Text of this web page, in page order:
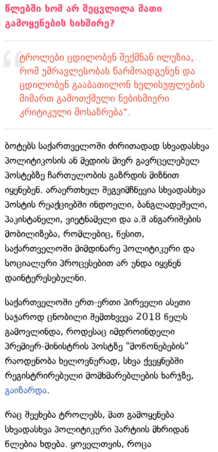
წლებში ხომ არ შეცვლილა მათი
გამოყენების სიხშირე?
ტროლები ცდილობენ შექმნან ილუზია,
რომ უმრავლესობას წარმოადგენენ და
ცდილობენ გააბათილონ ხელისუფლების
მიმართ გამოთქმული ნებისმიერი
კრიტიკული მოსაზრება".
ბოტებს საქართველოში ძირითადად სხვადასხვა
პოლიტიკოსის ან მედიის მიერ გავრცელებულ
პოსტებზე ჩართულობის გაზრდის მიზნით
იყენებენ. არაერთხელ შეგვიმჩნევია სხვადასხვა
პოსტის რეაქციებში ინდოელი, ბანგლადეშელი,
პაკისტანელი, ვიეტნამელი და ა.შ ანგარიშების
მობილიზება, რომლებიც, წესით,
საქართველოში მიმდინარე პოლიტიკური და
სოციალური პროცესებით არ უნდა იყვნენ
დაინტერესებულნი.
საქართველოში ერთ-ერთი პირველი ასეთი
საჯაროდ ცნობილი შემთხვევა 2018 წელს
გამოვლინდა, როდესაც იმდროინდელი
პრემიერ-მინისტრის პოსტზე "მოწონებების"
რაოდენობა ხელოვნურად, სხვა ქვეყნებში
რეგისტრირებული მომხმარებლების ხარჯზე,
გაიზარდა.
რაც შეეხება ტროლებს, მათ გამოყენება
სხვადასხვა პოლიტიკური პარტიის მხრიდან
წლებია ხდება. ყოველთვის, როცა